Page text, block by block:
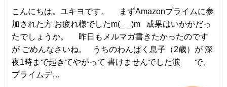
こんにちは。ユキヨです。 まずAmazonプライムに参
加された方 お疲れ様でしたm(_ _)m 成果はいかがだっ
たでしょうか。 昨日もメルマガ書きたかったのです
が ごめんなさいね。 うちのわんぱく息子（2歳）が 深
夜1時まで起きてやがって 書けませんでした涙 で、
プライムデ…